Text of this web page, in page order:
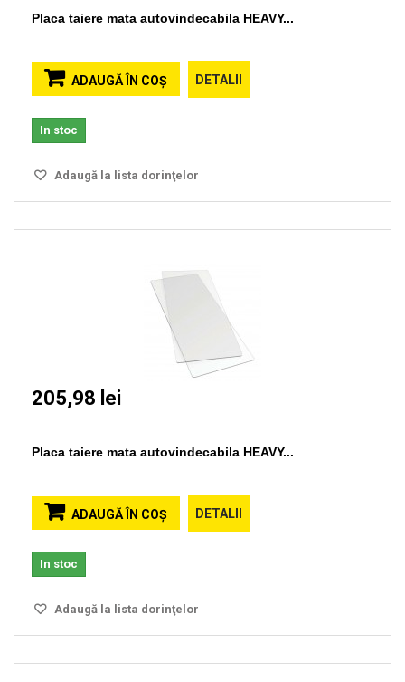
Placa taiere mata autovindecabila HEAVY...
ADAUGĂ ÎN COŞ DETALII
In stoc
Adaugă la lista dorinţelor
205,98 lei
Placa taiere mata autovindecabila HEAVY...
ADAUGĂ ÎN COŞ DETALII
In stoc
Adaugă la lista dorinţelor